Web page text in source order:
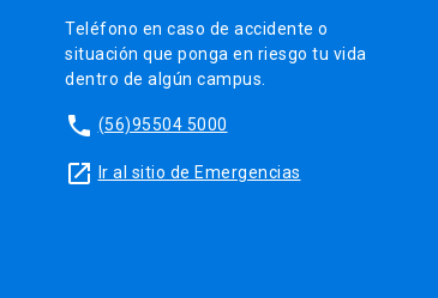
Teléfono en caso de accidente o
situación que ponga en riesgo tu vida
dentro de algún campus.
phone (56)95504 5000
launch Ir al sitio de Emergencias